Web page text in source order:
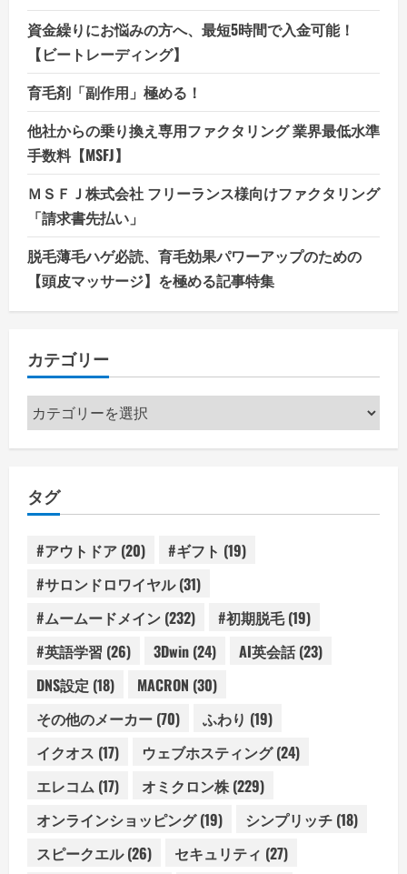
資金繰りにお悩みの方へ、最短5時間で入金可能！
【ビートレーディング】
育毛剤「副作用」極める！
他社からの乗り換え専用ファクタリング 業界最低水準
手数料【MSFJ】
ＭＳＦＪ株式会社 フリーランス様向けファクタリング
「請求書先払い」
脱毛薄毛ハゲ必読、育毛効果パワーアップのための
【頭皮マッサージ】を極める記事特集
カテゴリー
カ
テ
ー
タグ
#アウトドア (20) #ギフト (19)
#サロンドロワイヤル(31)
#ムームードメイン (232) #初期脱毛(19)
#英語学習 (26) 3Dwin (24) AI英会話(23)
DNS設定 (18) MACRON (30)
その他のメーカー (70) ふわり (19)
イクオス (17) ウェブホスティング(24)
エレコム (17) オミクロン株 (229)
オンラインショッピング(19) シンプリッチ (18)
スピークエル(26) セキュリティ (27)